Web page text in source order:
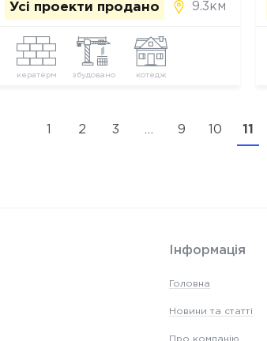
Усі проекти продано 9.3км
кератерм збудовано котедж
2 3 … 9 10 11
Інформація
Головна
Новини та статті
Про компанію